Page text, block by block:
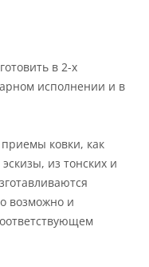
в 2-х
исполнении и в
ковки, как
из тонских и
возможно и